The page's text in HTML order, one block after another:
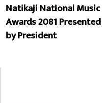
Natikaji National Music
Awards 2081 Presented
by President